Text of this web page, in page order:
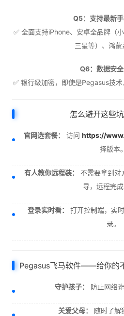
Q5：支持最新手
✅ 全面支持iPhone、安卓全品牌（
三星等）、鸿蒙
Q6：数据安全
✅ 银行级加密，即使是Pegasus技术
怎么避开这些
官网选套餐： 访问 https://
择版本。
有人教你远程装：
不需要拿到对
导，远程完成
登录实时看：
打开控制端，实
录。
Pegasus飞马软件——给你的
守护孩子： 防止网络
关爱父母： 随时了解